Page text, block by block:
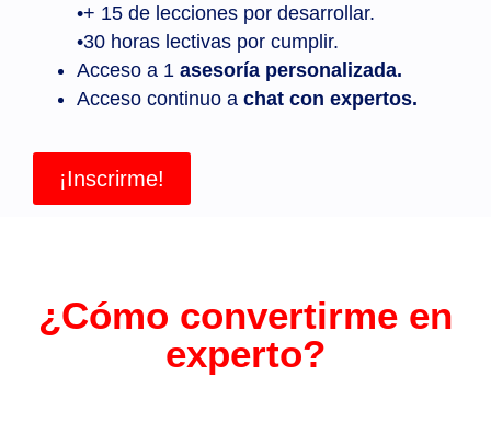
•+ 15 de lecciones por desarrollar.
•30 horas lectivas por cumplir.
Acceso a 1 asesoría personalizada.
Acceso continuo a chat con expertos.
¡Inscrirme!
¿Cómo convertirme en
experto?